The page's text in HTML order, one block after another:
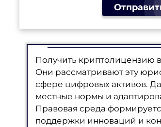
Получить криптолицензию
Они рассматривают эту
сфере цифровых активов.
местные нормы и
Правовая среда
поддержки инноваций и